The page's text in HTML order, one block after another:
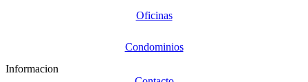
Oficinas
Condominios
Informacion